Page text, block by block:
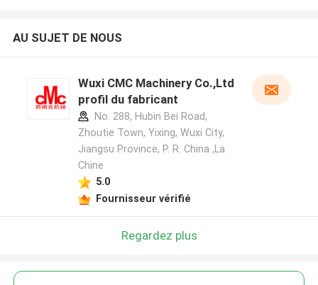
AU SUJET DE NOUS
Wuxi CMC Machinery Co.,Ltd
profil du fabricant
No. 288, Hubin Bei Road,
Zhoutie Town, Yixing, Wuxi City,
Jiangsu Province, P. R. China ,La
Chine
5.0
Fournisseur vérifié
Regardez plus